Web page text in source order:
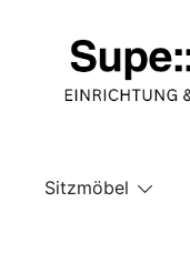
Sitzmöbel